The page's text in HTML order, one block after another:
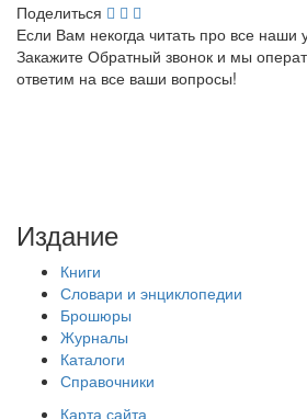
Поделиться
Если Вам некогда читать про все наши
Закажите Обратный звонок и мы
ответим на все ваши вопросы!
Издание
Книги
Словари и энциклопедии
Брошюры
Журналы
Каталоги
Справочники
Карта сайта